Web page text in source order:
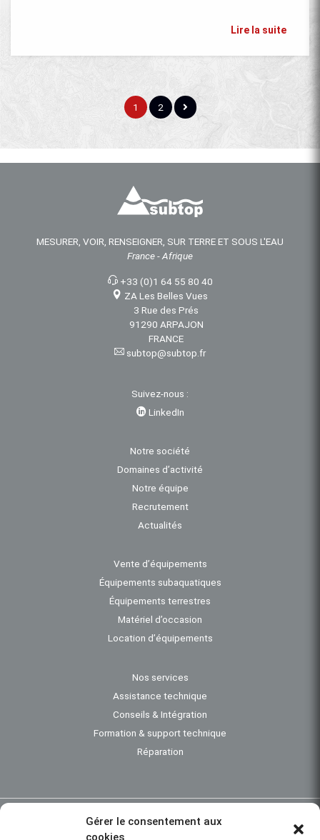
Gérer le consentement aux
cookies
Lire la suite
1 2
MESURER, VOIR, RENSEIGNER, SUR TERRE ET SOUS L'EAU
France - Afrique
+33 (0)1 64 55 80 40
ZA Les Belles Vues
3 Rue des Prés
91290 ARPAJON
FRANCE
subtop@subtop.fr
Suivez-nous :
LinkedIn
Notre société
Domaines d’activité
Notre équipe
Recrutement
Actualités
Vente d’équipements
Équipements subaquatiques
Équipements terrestres
Matériel d’occasion
Location d’équipements
Nos services
Assistance technique
Conseils & Intégration
Formation & support technique
Réparation
Investigation subaquatique - Bathymétrie - Instrumentation océanographique -